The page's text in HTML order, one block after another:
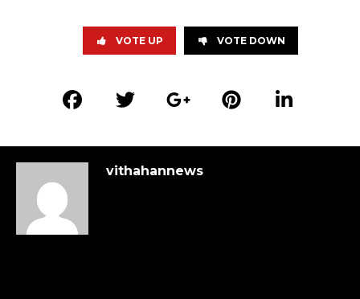
VOTE UP VOTE DOWN
vithahannews